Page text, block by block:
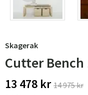
Skagerak
Cutter Bench
13 478 kr 14 975 kr